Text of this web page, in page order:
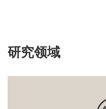
Text
研究领域